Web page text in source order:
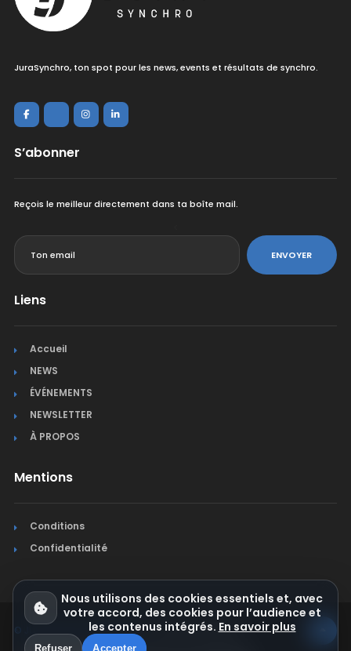
JuraSynchro, ton spot pour les news, events et résultats de synchro.
S’abonner
Reçois le meilleur directement dans ta boîte mail.
ENVOYER
Liens
Accueil
NEWS
ÉVÉNEMENTS
NEWSLETTER
À PROPOS
Mentions
Conditions
Confidentialité
© Jura Synchro 2015-2026. Tous droits réservés.
Nous utilisons des cookies essentiels et, avec
votre accord, des cookies pour l’audience et
les contenus intégrés. En savoir plus
Refuser Accepter